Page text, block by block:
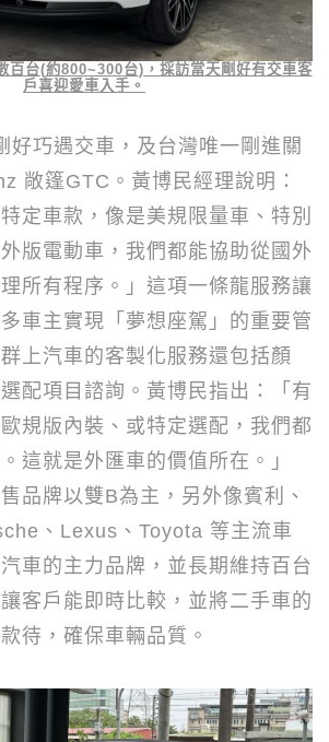
百台(約800~300台) ，採訪當天剛好有交車客
戶喜迎愛車入手。
遇交車，及台灣唯一剛進關
敞篷GTC 。黃博民經理說明：
定車款，像是美規限量車、特別
版電動車，我們都能協助從國外
所有程序。」這項一條龍服務讓
車主實現「夢想座駕」的重要管
上汽車的客製化服務還包括顏
配項目諮詢。黃博民指出：「有
規版內裝、或特定選配，我們都
這就是外匯車的價值所在。」
品牌以雙B為主，另外像賓利、
、 Lexus 、 Toyota 等主流車
車的主力品牌，並長期維持百台
客戶能即時比較，並將二手車的
待，確保車輛品質。